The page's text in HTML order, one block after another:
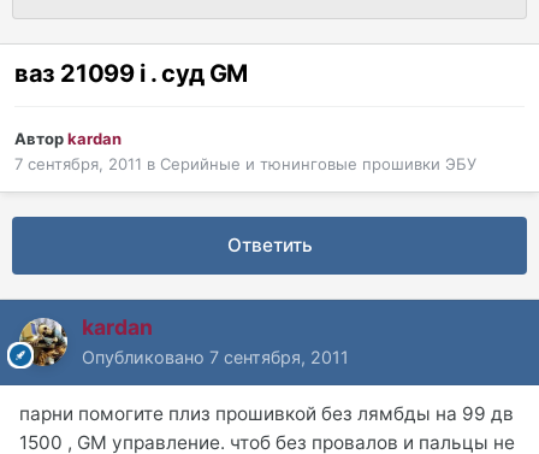
ваз 21099 i . суд GM
Авторkardan
7 сентября, 2011 в Серийные и тюнинговые прошивки ЭБУ
Ответить
kardan
Опубликовано 7 сентября, 2011
парни помогите плиз прошивкой без лямбды на 99 дв
1500 , GM управление. чтоб без провалов и пальцы не